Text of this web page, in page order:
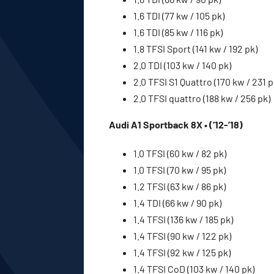
1.6 TDI (77 kw / 105 pk)
1.6 TDI (85 kw / 116 pk)
1.8 TFSI Sport (141 kw / 192 pk)
2.0 TDI (103 kw / 140 pk)
2.0 TFSI S1 Quattro (170 kw / 231
2.0 TFSI quattro (188 kw / 256 pk)
Audi A1 Sportback 8X • (’12-’18)
1.0 TFSI (60 kw / 82 pk)
1.0 TFSI (70 kw / 95 pk)
1.2 TFSI (63 kw / 86 pk)
1.4 TDI (66 kw / 90 pk)
1.4 TFSI (136 kw / 185 pk)
1.4 TFSI (90 kw / 122 pk)
1.4 TFSI (92 kw / 125 pk)
1.4 TFSI CoD (103 kw / 140 pk)